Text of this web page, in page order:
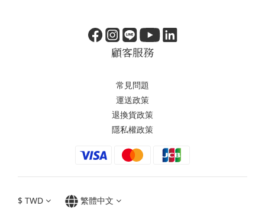
顧客服務
常見問題
運送政策
退換貨政策
隱私權政策
$ TWD 繁體中文